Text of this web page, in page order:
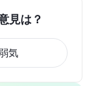
見は？
気